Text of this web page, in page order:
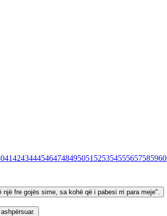
4142434445464748495051 525354555657585960
fre gojës sime, sa kohë që i pabesi rri para meje".